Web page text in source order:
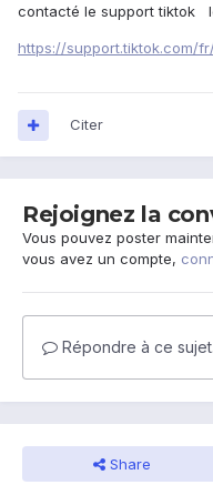
contacté le support tiktok
https://support.tiktok.com/
Citer
Rejoignez la
Vous pouvez poster
vous avez un compte,
Répondre à ce
Share